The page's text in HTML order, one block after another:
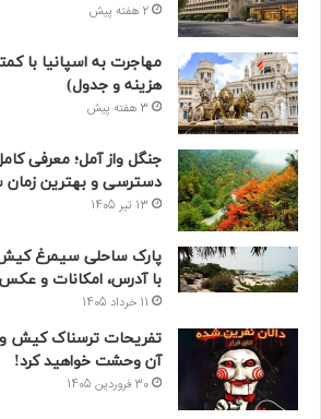
2 هفته پیش
مهاجرت به اسپانیا با
هزینه و جدول)
3 هفته پیش
جنگل واز آمل؛ معرفی
دسترسی و بهترین زمان
13 تیر 1405
پارک ساحلی سیمرغ
با آدرس، امکانات و عکس
11 خرداد 1405
تفریحات ترسناک کیش و
آن وحشت خواهید کرد!
30 فروردین 1405